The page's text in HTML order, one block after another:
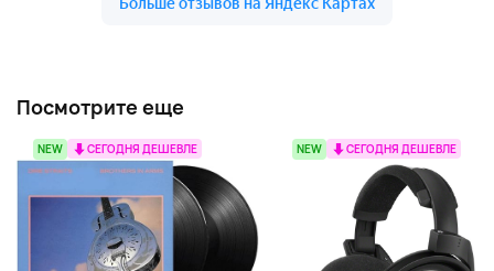
Посмотрите еще
NEW СЕГОДНЯ ДЕШЕВЛЕ NEW СЕГОДНЯ ДЕШЕВЛЕ